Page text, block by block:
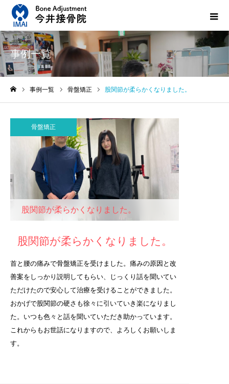
事例一覧
事例一覧 骨盤矯正 股関節が柔らかくなりました。
骨盤矯正
股関節が柔らかくなりました。
股関節が柔らかくなりました。
首と腰の痛みで骨盤矯正を受けました。痛みの原因と改
善案をしっかり説明してもらい、じっくり話を聞いてい
ただけたので安心して治療を受けることができました。
おかげで股関節の硬さも徐々に引いていき楽になりまし
た。いつも色々と話を聞いていただき助かっています。
これからもお世話になりますので、よろしくお願いしま
す。